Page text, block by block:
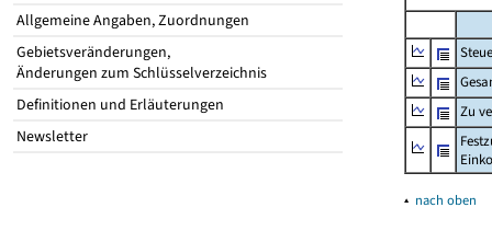
Allgemeine Angaben, Zuordnungen
Gebietsveränderungen,
Änderungen zum Schlüsselverzeichnis
Definitionen und Erläuterungen
Newsletter
Zu
▴ nach oben